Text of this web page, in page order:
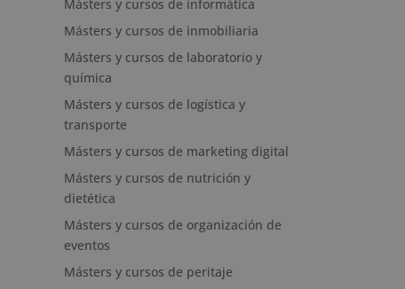
Másters y cursos de informática
Másters y cursos de inmobiliaria
Másters y cursos de laboratorio y
química
Másters y cursos de logística y
transporte
Másters y cursos de marketing digital
Másters y cursos de nutrición y
dietética
Másters y cursos de organización de
eventos
Másters y cursos de peritaje